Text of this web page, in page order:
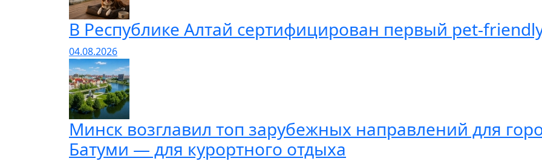
В Республике Алтай сертифицирован первый pet-
04.08.2026
Минск возглавил топ зарубежных направлений для
Батуми — для курортного отдыха